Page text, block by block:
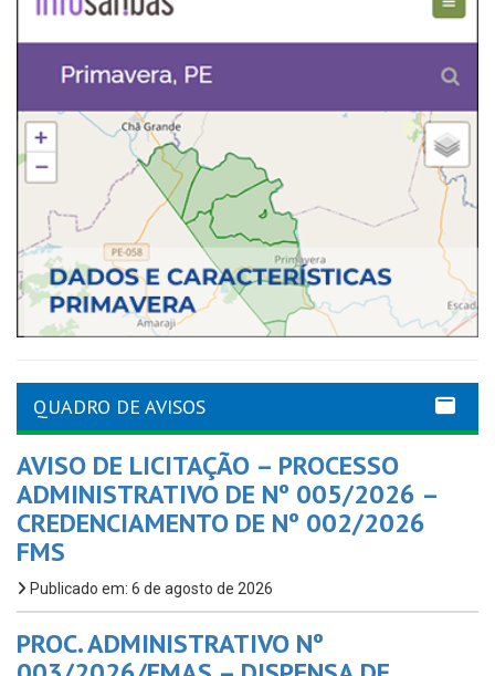
QUADRO DE AVISOS
AVISO DE LICITAÇÃO – PROCESSO
ADMINISTRATIVO DE Nº 005/2026 –
CREDENCIAMENTO DE Nº 002/2026
FMS
Publicado em: 6 de agosto de 2026
PROC. ADMINISTRATIVO Nº